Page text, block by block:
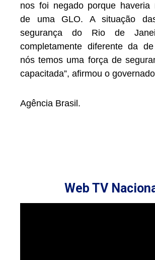
nos foi negado porque haveria
de uma GLO. A situação
segurança do Rio de
completamente diferente da
nós temos uma força de
capacitada”, afirmou o
Agência Brasil.
Web TV